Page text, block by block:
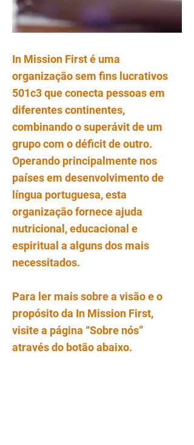
In Mission First é uma
organização sem fins lucrativos
501c3 que conecta pessoas em
diferentes continentes,
combinando o superávit de um
grupo com o déficit de outro.
Operando principalmente nos
países em desenvolvimento de
língua portuguesa, esta
organização fornece ajuda
nutricional, educacional e
espiritual a alguns dos mais
necessitados.
Para ler mais sobre a visão e o
propósito da In Mission First,
visite a página “Sobre nós”
através do botão abaixo.